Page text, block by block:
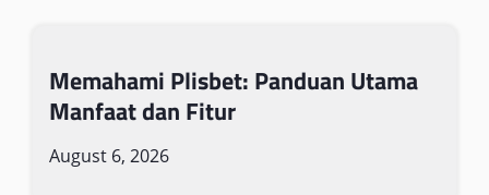
Memahami Plisbet: Panduan Utama
Manfaat dan Fitur
August 6, 2026